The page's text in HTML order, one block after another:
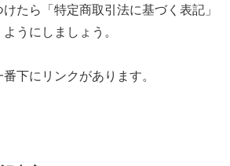
たら「特定商取引法に基づく表記」
うにしましょう。
下にリンクがあります。